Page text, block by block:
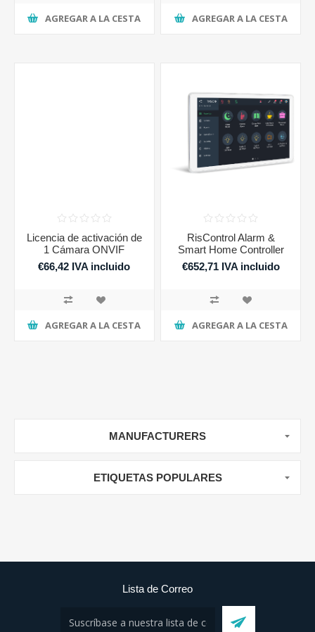
AGREGAR A LA CESTA AGREGAR A LA CESTA
Licencia de activación de
1 Cámara ONVIF
€66,42 IVA incluido
AGREGAR A LA CESTA
RisControl Alarm &
Smart Home Controller
€652,71 IVA incluido
AGREGAR A LA CESTA
MANUFACTURERS
ETIQUETAS POPULARES
Lista de Correo